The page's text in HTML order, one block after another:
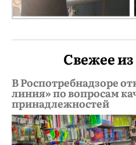
Свежее
В Роспотребнадзоре
линия» по вопросам
принадлежностей